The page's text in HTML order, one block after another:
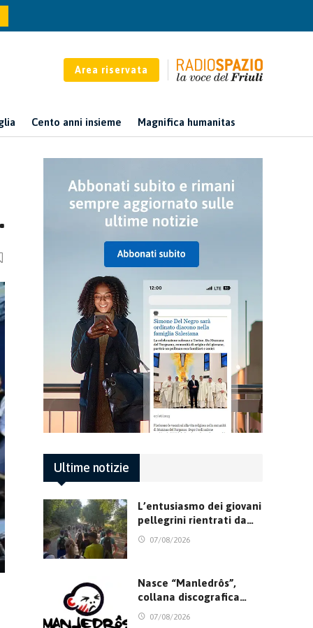
Area riservata
Cento anni insieme Magnifica humanitas
Ultime notizie
L’entusiasmo dei giovani
pellegrini rientrati da…
07/08/2026
Nasce “Manledrôs”,
collana discografica…
07/08/2026